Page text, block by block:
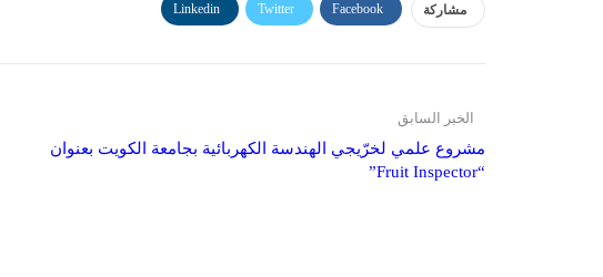
مشاركة Facebook
Twitter
Linkedin
الخبر السابق
مشروع علمي لخرّيجي الهندسة الكهربائية بجامعة الكويت بعنوان
“Fruit Inspector”